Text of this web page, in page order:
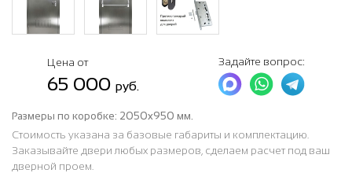
Цена от
65 000 руб.
Задайте вопрос:
Размеры по коробке: 2050x950 мм.
Стоимость указана за базовые габариты и комплектацию.
Заказывайте двери любых размеров, сделаем расчет под ваш
дверной проем.